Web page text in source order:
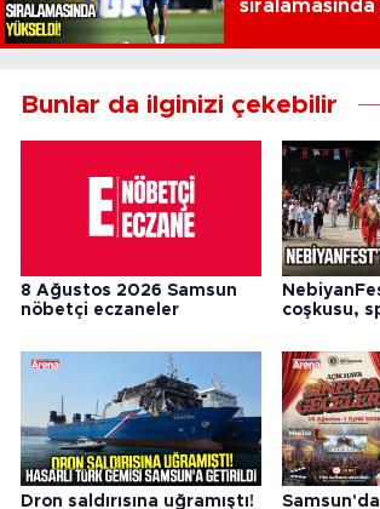
Bunlar da ilginizi çekebilir
8 Ağustos 2026 Samsun
nöbetçi eczaneler
coşkusu,
Dron saldırısına uğramıştı!